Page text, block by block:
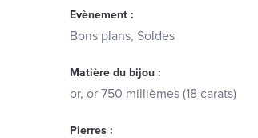
Evènement :
Bons plans, Soldes
Matière du bijou :
or, or 750 millièmes (18 carats)
Pierres :